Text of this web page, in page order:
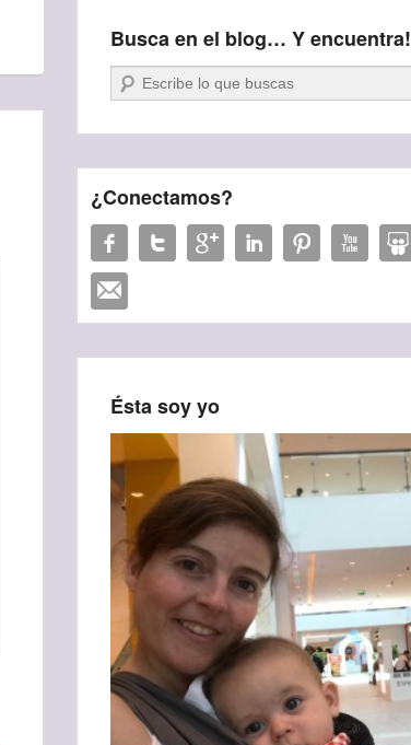
Busca en el blog… Y encuentra!
Buscar
¿Conectamos?
Ésta soy yo